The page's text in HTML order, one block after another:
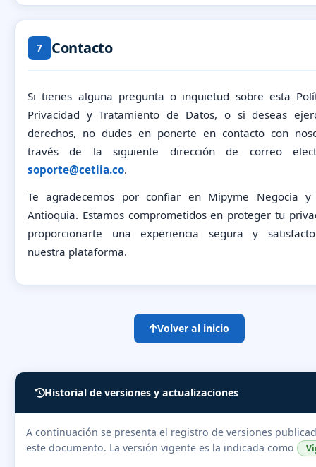
7 Contacto
Si tienes alguna pregunta o inquietud sobre esta
Privacidad y Tratamiento de Datos, o si deseas
derechos, no dudes en ponerte en contacto con
través de la siguiente dirección de correo
soporte@cetiia.co.
Te agradecemos por confiar en Mipyme Negocia y
Antioquia. Estamos comprometidos en proteger tu
proporcionarte una experiencia segura y
nuestra plataforma.
Volver al inicio
Historial de versiones y actualizaciones
A continuación se presenta el registro de versiones
este documento. La versión vigente es la indicada como